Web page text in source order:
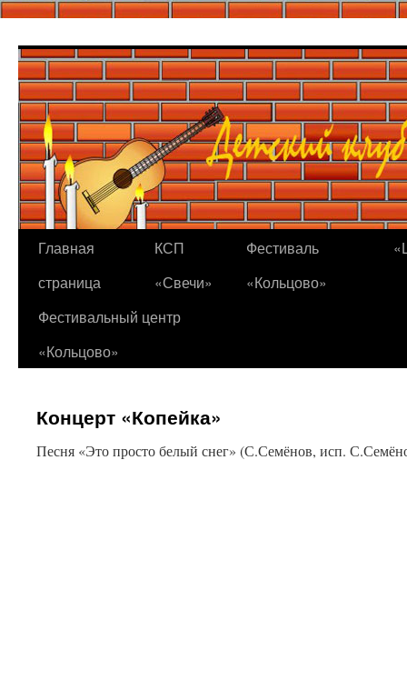
содержимому
Главная
страница
КСП
«Свечи»
Фестиваль
«Кольцово»
Фестивальный центр
«Кольцово»
Концерт «Копейка»
Песня «Это просто белый снег» (С.Семёнов, исп.